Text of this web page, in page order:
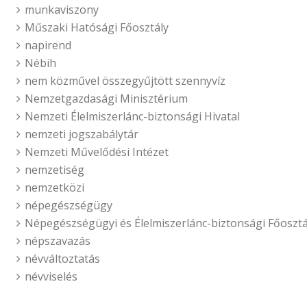
munkaviszony
Műszaki Hatósági Főosztály
napirend
Nébih
nem közművel összegyűjtött szennyvíz
Nemzetgazdasági Minisztérium
Nemzeti Élelmiszerlánc-biztonsági Hivatal
nemzeti jogszabálytár
Nemzeti Művelődési Intézet
nemzetiség
nemzetközi
népegészségügy
Népegészségügyi és Élelmiszerlánc-biztonsági
népszavazás
névváltoztatás
névviselés